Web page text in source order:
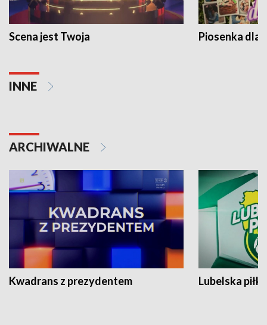
Scena jest Twoja Piosenka dla
INNE
ARCHIWALNE
Kwadrans z prezydentem Lubelska piłka